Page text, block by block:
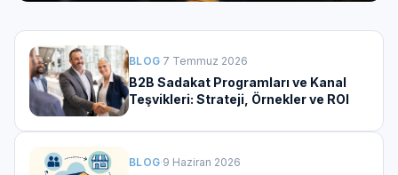
BLOG·7 Temmuz 2026
B2B Sadakat Programları ve Kanal
Teşvikleri: Strateji, Örnekler ve ROI
BLOG·9 Haziran 2026